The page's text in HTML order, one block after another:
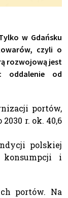
w Gdańsku
czyli o
rozwojową jest
oddalenie od
portów,
r. ok. 40,6
polskiej
konsumpcji i
portów. Na